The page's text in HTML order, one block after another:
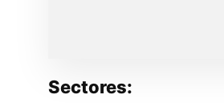
Sectores: